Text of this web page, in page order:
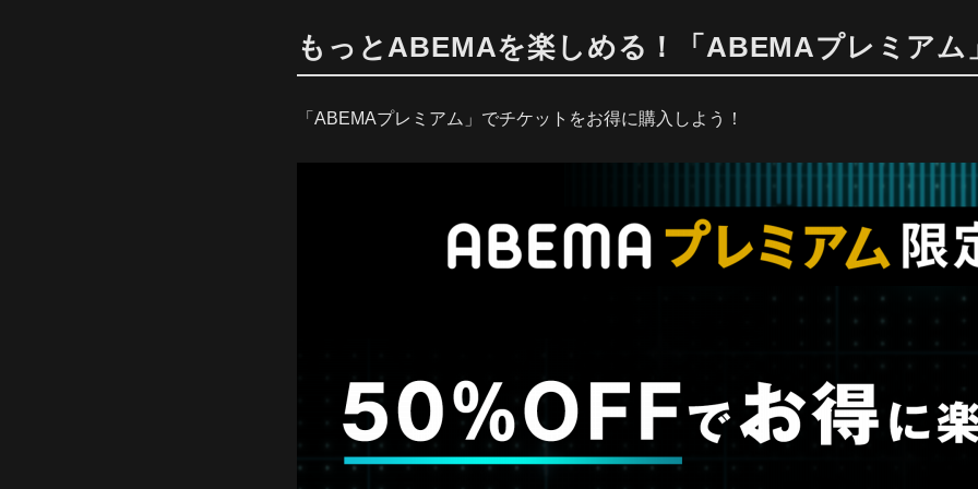
もっとABEMAを楽しめる！「ABEMAプレミアム
「ABEMAプレミアム」でチケットをお得に購入しよう！